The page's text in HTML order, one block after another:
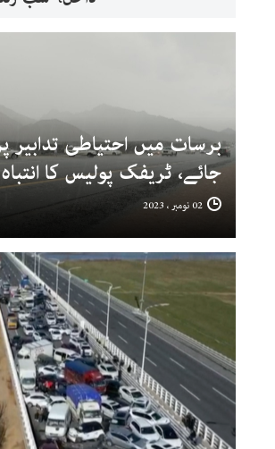
برسات میں احتیاطی تدابیر
جائے، ٹریفک پولیس کا